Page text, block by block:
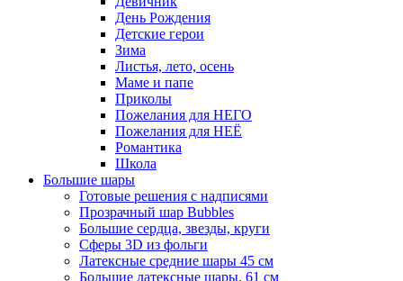
День Рождения
Детские герои
Зима
Листья, лето, осень
Маме и папе
Приколы
Пожелания для НЕГО
Пожелания для НЕЁ
Романтика
Школа
Большие шары
Готовые решения с надписями
Прозрачный шар Bubbles
Большие сердца, звезды, круги
Сферы 3D из фольги
Латексные средние шары 45 см
Большие латексные шары, 61 см